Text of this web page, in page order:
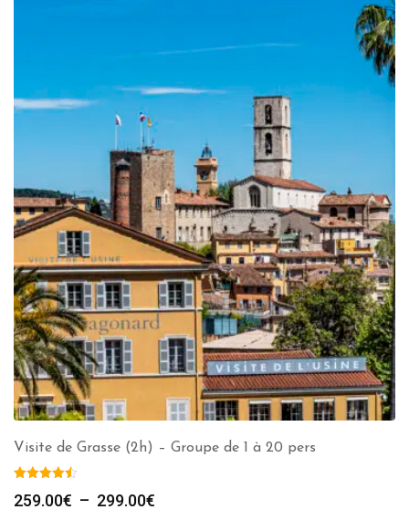
Visite de Grasse (2h) – Groupe de 1 à 20 pers
259.00€ – 299.00€